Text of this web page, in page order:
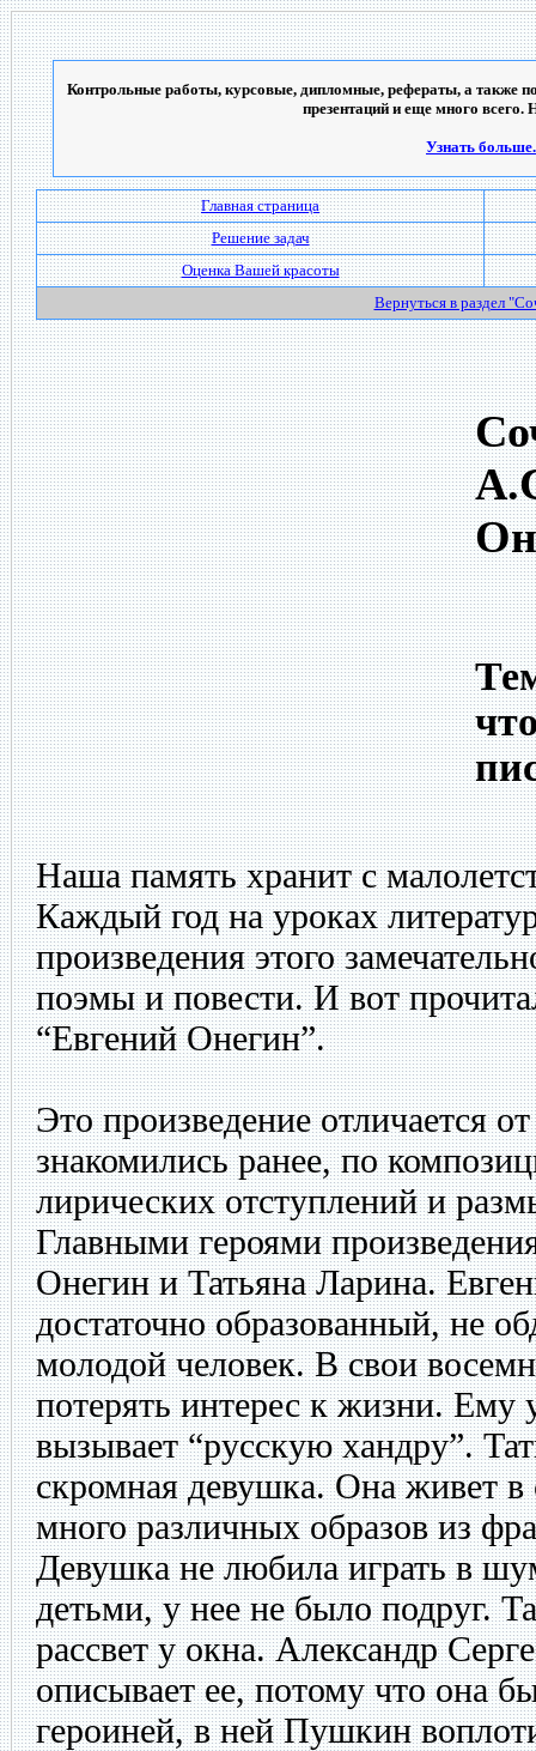
Контрольные работы, курсовые, дипломные, рефераты, а также
презентаций и еще много всего.
Узнать
Главная страница
Решение задач
Оценка Вашей красоты
Вернуться в раздел
Наша память хранит с
Каждый год на уроках
произведения этого
поэмы и повести. И вот
“Евгений Онегин”.
Это произведение отличается
знакомились ранее, по
лирических отступлений и
Главными героями
Онегин и Татьяна Ларина.
достаточно образованный, не
молодой человек. В свои
потерять интерес к жизни. Ему
вызывает “русскую хандру”.
скромная девушка. Она живет
много различных образов из
Девушка не любила играть в
детьми, у нее не было подруг.
рассвет у окна. Александр
описывает ее, потому что она
героиней, в ней Пушкин